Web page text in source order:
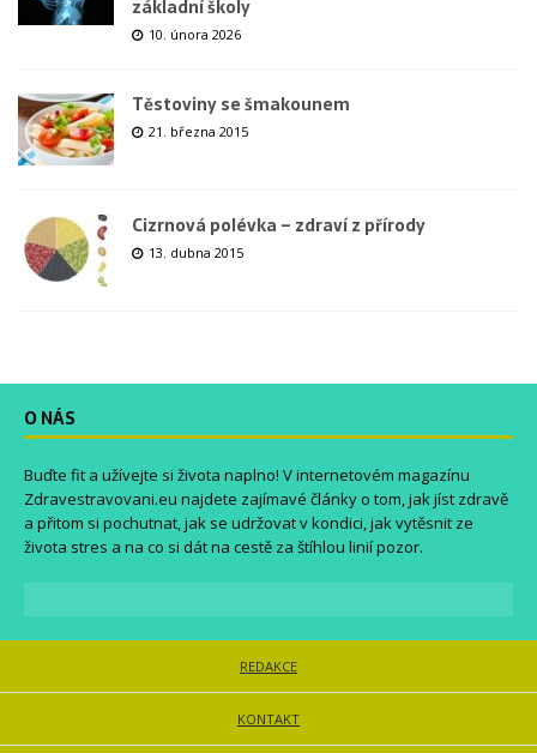
základní školy
10. února 2026
Těstoviny se šmakounem
21. března 2015
Cizrnová polévka – zdraví z přírody
13. dubna 2015
O NÁS
Buďte fit a užívejte si života naplno! V internetovém magazínu
Zdravestravovani.eu najdete zajímavé články o tom, jak jíst zdravě
a přitom si pochutnat, jak se udržovat v kondici, jak vytěsnit ze
života stres a na co si dát na cestě za štíhlou linií pozor.
REDAKCE
KONTAKT